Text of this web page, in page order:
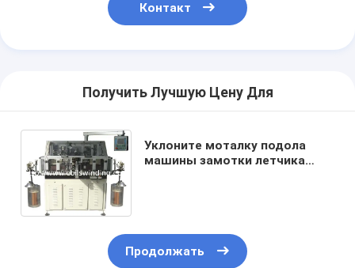
Контакт
Получить Лучшую Цену Для
Уклоните моталку подола
машины замотки летчика
Продолжать